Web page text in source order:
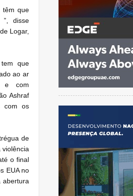
têm que
”, disse
Logar,
que
ao ar
e com
Ashraf
com os
de
violência
o final
EUA no
abertura